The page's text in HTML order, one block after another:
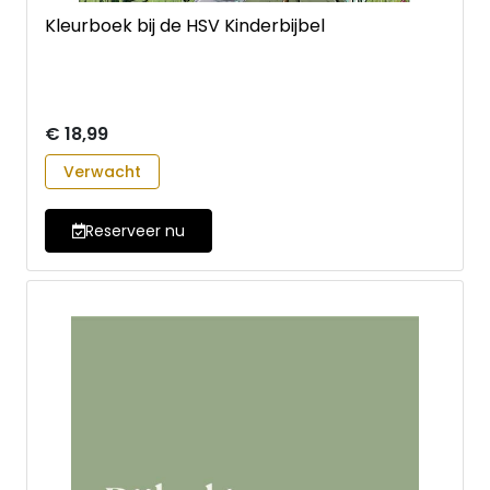
Kleurboek bij de HSV Kinderbijbel
€ 18,99
Verwacht
Reserveer nu